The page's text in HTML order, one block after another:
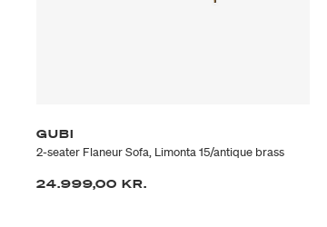
GUBI
2-seater Flaneur Sofa, Limonta 15/antique brass
24.999,00 KR.